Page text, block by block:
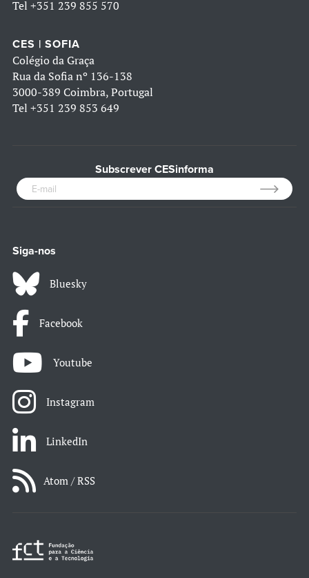
Tel +351 239 855 570
CES | SOFIA
Colégio da Graça
Rua da Sofia nº 136-138
3000-389 Coimbra, Portugal
Tel +351 239 853 649
Subscrever CESinforma
Siga-nos
Bluesky
Facebook
Youtube
Instagram
LinkedIn
Atom / RSS